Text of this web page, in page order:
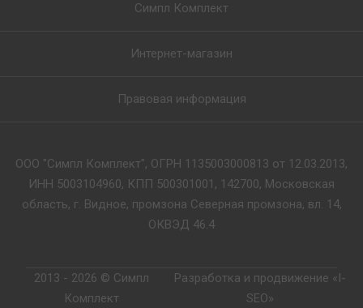
Симпл Комплект
Интернет-магазин
Правовая информация
ООО "Симпл Комплект", ОГРН 1135003000813 от 12.03.2013,
ИНН 5003104960, КПП 500301001, 142700, Московская
область, г. Видное, промзона Северная промзона, вл. 14,
ОКВЭД 46.4
2013 - 2026 © Симпл
Комплект
Разработка и продвижение «I-
SEO»